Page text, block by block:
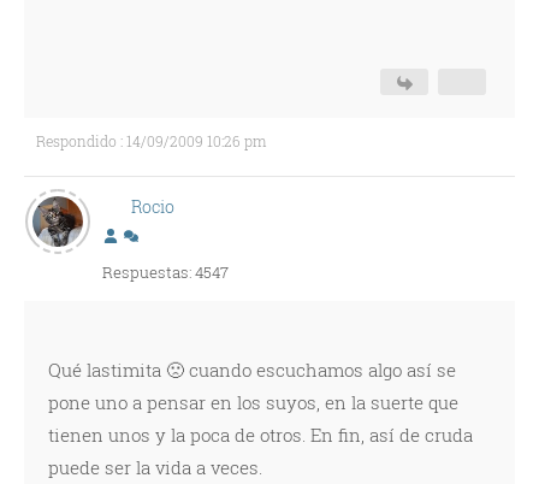
Respondido : 14/09/2009 10:26 pm
Rocio
Respuestas: 4547
Qué lastimita 🙁 cuando escuchamos algo así se
pone uno a pensar en los suyos, en la suerte que
tienen unos y la poca de otros. En fin, así de cruda
puede ser la vida a veces.